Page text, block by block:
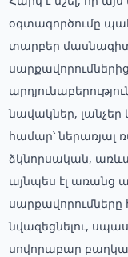
օգտագործումը
տարբեր
նավակներ,
համար՝
ձկնորսական,
այնպես էլ առանց
նվազեցնելու,
սովորաբար